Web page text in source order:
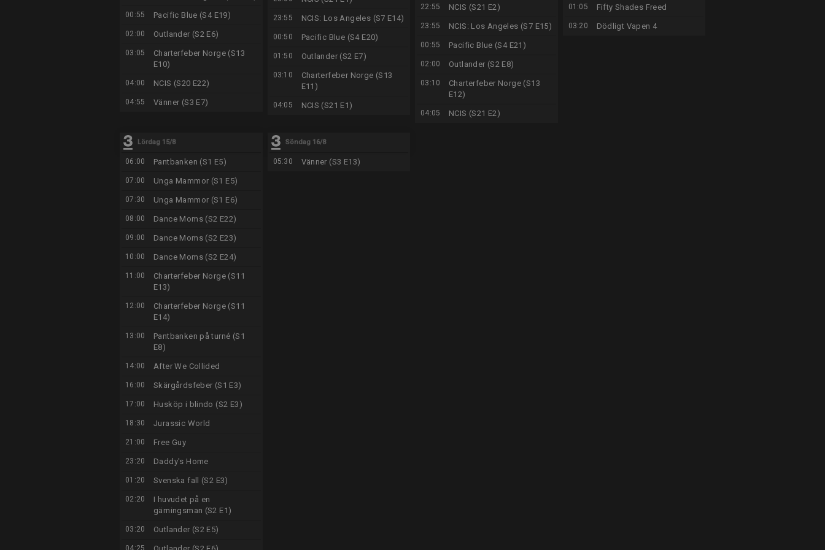
00:55 Pacific Blue (S4 E19)
02:00 Outlander (S2 E6)
03:05
Charterfeber Norge (S13
E10)
04:00 NCIS (S20 E22)
04:55 Vänner (S3 E7)
23:55 NCIS: Los Angeles (S7 E14)
00:50 Pacific Blue (S4 E20)
01:50 Outlander (S2 E7)
03:10
Charterfeber Norge (S13
E11)
04:05 NCIS (S21 E1)
22:55 NCIS (S21 E2)
23:55 NCIS: Los Angeles (S7 E15)
00:55 Pacific Blue (S4 E21)
02:00 Outlander (S2 E8)
03:10
Charterfeber Norge (S13
E12)
04:05 NCIS (S21 E2)
01:05 Fifty Shades Freed
03:20 Dödligt Vapen 4
Lördag 15/8
06:00 Pantbanken (S1 E5)
07:00 Unga Mammor (S1 E5)
07:30 Unga Mammor (S1 E6)
08:00 Dance Moms (S2 E22)
09:00 Dance Moms (S2 E23)
10:00 Dance Moms (S2 E24)
11:00
Charterfeber Norge (S11
E13)
12:00
Charterfeber Norge (S11
E14)
13:00
Pantbanken på turné (S1
E8)
14:00 After We Collided
16:00 Skärgårdsfeber (S1 E3)
17:00 Husköp i blindo (S2 E3)
18:30 Jurassic World
21:00 Free Guy
23:20 Daddy's Home
01:20 Svenska fall (S2 E3)
02:20
I huvudet på en
gärningsman (S2 E1)
03:20 Outlander (S2 E5)
04:25
Söndag 16/8
05:30 Vänner (S3 E13)